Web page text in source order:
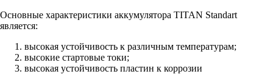
Основные характеристики аккумулятора TITAN Standart
является:
высокая устойчивость к различным температурам;
высокие стартовые токи;
высокая устойчивость пластин к коррозии